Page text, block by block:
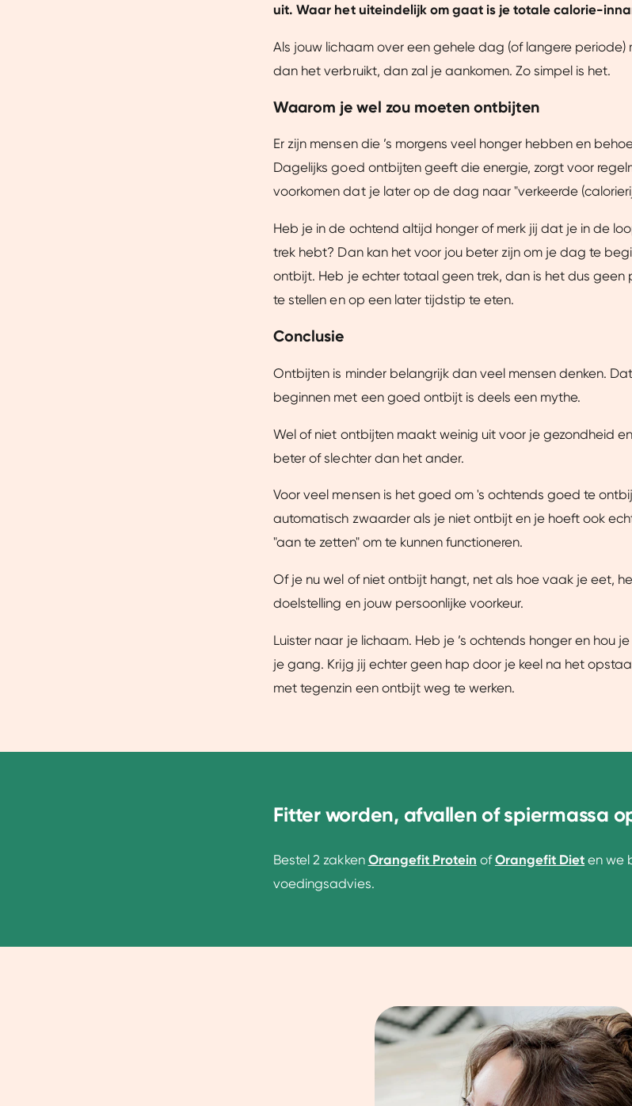
Dankzij cookies kunnen we onze website beter afstemmen op jouw
gebruiksgemak vergroten. Daarnaast helpen ze ons om onze website te
Aanpassen
uit.Waar het uiteindelijk om gaat is je totale calorie-
Als jouw lichaam over een gehele dag (of langere periode)
dan het verbruikt, dan zal je aankomen. Zo simpel is het.
Waarom je wel zou moeten ontbijten
Er zijn mensen die ’s morgens veel honger hebben en
Dagelijks goed ontbijten geeft die energie, zorgt voor
voorkomen dat je later op de dag naar "verkeerde
Heb je in de ochtend altijd honger of merk jij dat je in de
trek hebt? Dan kan het voor jou beter zijn om je dag te
ontbijt. Heb je echter totaal geen trek, dan is het dus geen
te stellen en op een later tijdstip te eten.
Conclusie
Ontbijten is minder belangrijk dan veel mensen denken.
beginnen met een goed ontbijt is deels een mythe.
Wel of niet ontbijten maakt weinig uit voor je gezondheid
beter of slechter dan het ander.
Voor veel mensen is het goed om 's ochtends goed te
automatisch zwaarder als je niet ontbijt en je hoeft ook
"aan te zetten" om te kunnen functioneren.
Of je nu wel of niet ontbijt hangt, net als hoe vaak je eet,
doelstelling en jouw persoonlijke voorkeur.
Luister naar je lichaam. Heb je ’s ochtends honger en hou
je gang. Krijg jij echter geen hap door je keel na het
met tegenzin een ontbijt weg te werken.
Fitter worden, afvallen of spiermassa
Bestel 2 zakken Orangefit Protein ofOrangefit Diet en we
voedingsadvies.